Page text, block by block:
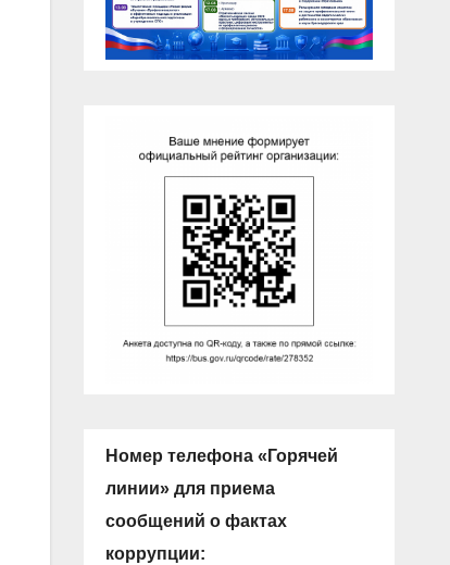
Номер телефона «Горячей
линии» для приема
сообщений о фактах
коррупции: